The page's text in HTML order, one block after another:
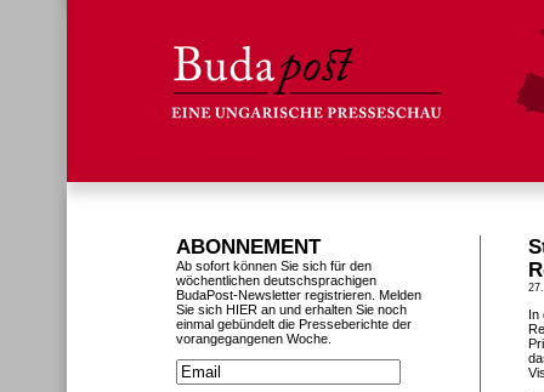
In
ABONNEMENT
Ab sofort können Sie sich für den
wöchentlichen deutschsprachigen
BudaPost-Newsletter registrieren. Melden
Sie sich HIER an und erhalten Sie noch
einmal gebündelt die Presseberichte der
vorangegangenen Woche.